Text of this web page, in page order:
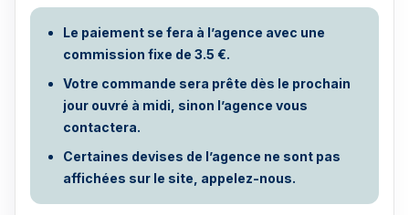
Le paiement se fera à l’agence avec une
commission fixe de 3.5 €.
Votre commande sera prête dès le prochain
jour ouvré à midi, sinon l’agence vous
contactera.
Certaines devises de l’agence ne sont pas
affichées sur le site, appelez-nous.